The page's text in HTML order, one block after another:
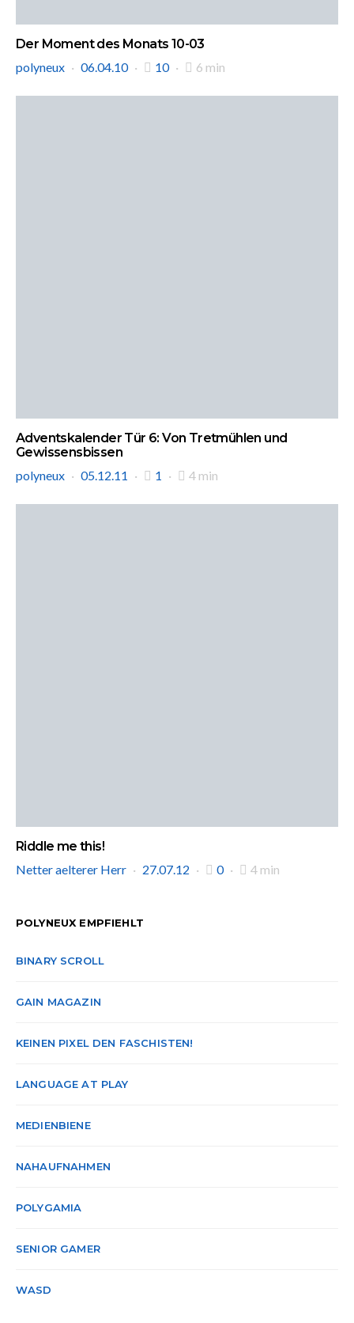
Der Moment des Monats 10-03
polyneux
06.04.10 10 6 min
Adventskalender Tür 6: Von Tretmühlen und
Gewissensbissen
polyneux
05.12.11 1 4 min
Riddle me this!
Netter aelterer Herr
27.07.12 0 4 min
POLYNEUX EMPFIEHLT
BINARY SCROLL
GAIN MAGAZIN
KEINEN PIXEL DEN FASCHISTEN!
LANGUAGE AT PLAY
MEDIENBIENE
NAHAUFNAHMEN
POLYGAMIA
SENIOR GAMER
WASD